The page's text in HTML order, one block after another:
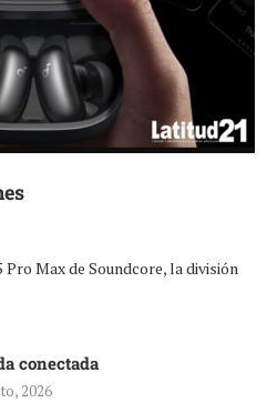
Max de Soundcore, la división
conectada
2026